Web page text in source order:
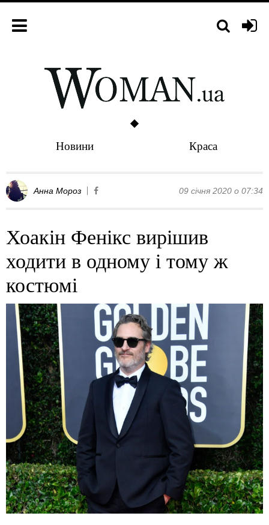
Новини Краса
Анна Мороз 09 січня 2020 о 07:34
Хоакін Фенікс вирішив
ходити в одному і тому ж
костюмі